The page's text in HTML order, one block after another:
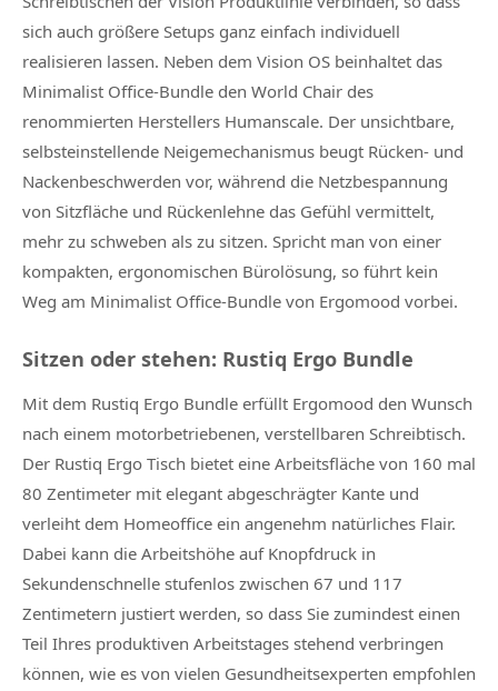
sich auch größere Setups ganz einfach individuell
realisieren lassen. Neben dem Vision OS beinhaltet das
Minimalist Office-Bundle den World Chair des
renommierten Herstellers Humanscale. Der unsichtbare,
selbsteinstellende Neigemechanismus beugt Rücken- und
Nackenbeschwerden vor, während die Netzbespannung
von Sitzfläche und Rückenlehne das Gefühl vermittelt,
mehr zu schweben als zu sitzen. Spricht man von einer
kompakten, ergonomischen Bürolösung, so führt kein
Weg am Minimalist Office-Bundle von Ergomood vorbei.
Sitzen oder stehen: Rustiq Ergo Bundle
Mit dem Rustiq Ergo Bundle erfüllt Ergomood den Wunsch
nach einem motorbetriebenen, verstellbaren Schreibtisch.
Der Rustiq Ergo Tisch bietet eine Arbeitsfläche von 160 mal
80 Zentimeter mit elegant abgeschrägter Kante und
verleiht dem Homeoffice ein angenehm natürliches Flair.
Dabei kann die Arbeitshöhe auf Knopfdruck in
Sekundenschnelle stufenlos zwischen 67 und 117
Zentimetern justiert werden, so dass Sie zumindest einen
Teil Ihres produktiven Arbeitstages stehend verbringen
können, wie es von vielen Gesundheitsexperten empfohlen